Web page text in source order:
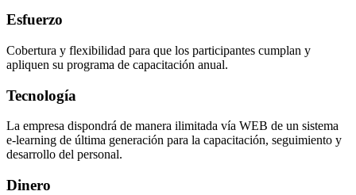
Esfuerzo
Cobertura y flexibilidad para que los participantes cumplan y
apliquen su programa de capacitación anual.
Tecnología
La empresa dispondrá de manera ilimitada vía WEB de un sistema
e-learning de última generación para la capacitación, seguimiento y
desarrollo del personal.
Dinero